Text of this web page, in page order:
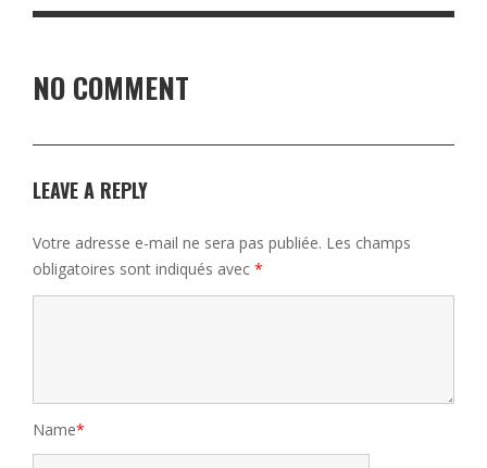
NO COMMENT
LEAVE A REPLY
Votre adresse e-mail ne sera pas publiée. Les champs
obligatoires sont indiqués avec *
Name*